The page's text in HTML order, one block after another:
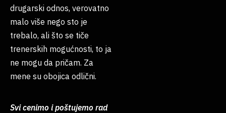
drugarski odnos, verovatno
malo više nego sto je
trebalo, ali što se tiče
trenerskih mogućnosti, to ja
ne mogu da pričam. Za
mene su obojica odlični.
Svi cenimo i poštujemo rad